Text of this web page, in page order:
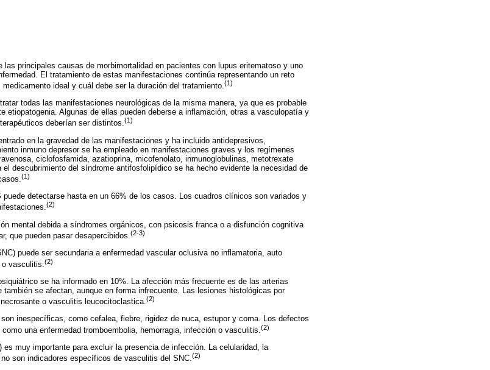
principales causas de morbimortalidad en pacientes con lupus eritematoso y uno
El tratamiento de estas manifestaciones continúa representando un reto
ideal y cuál debe ser la duración del tratamiento. (1)
todas las manifestaciones neurológicas de la misma manera, ya que es probable
etiopatogenia. Algunas de ellas pueden deberse a inflamación, otras a vasculopatía y
deberían ser distintos.(1)
en la gravedad de las manifestaciones y ha incluido antidepresivos,
inmuno depresor se ha empleado en manifestaciones graves y los regímenes
ciclofosfamida, azatioprina, micofenolato, inmunoglobulinas, metotrexate
descubrimiento del síndrome antifosfolipídico se ha hecho evidente la necesidad de
(1)
puede detectarse hasta en un 66% de los casos. Los cuadros clínicos son variados y
(2)
mental debida a síndromes orgánicos, con psicosis franca o a disfunción cognitiva
que pueden pasar desapercibidos. (2-3)
puede ser secundaria a enfermedad vascular oclusiva no inflamatoria, auto
vasculitis. (2)
se ha informado en 10%. La afección más frecuente es de las arterias
se afectan, aunque en forma infrecuente. Las lesiones histológicas por
o vasculitis leucocitoclastica.(2)
inespecíficas, como cefalea, fiebre, rigidez de nuca, estupor y coma. Los defectos
una enfermedad tromboembolia, hemorragia, infección o vasculitis. (2)
muy importante para excluir la presencia de infección. La celularidad, la
son indicadores específicos de vasculitis del SNC.(2)